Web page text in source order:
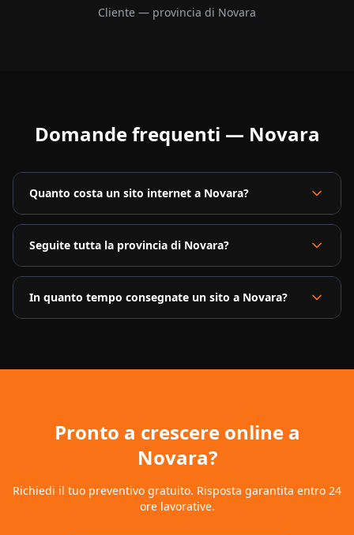
Cliente — provincia di Novara
Domande frequenti — Novara
Quanto costa un sito internet a Novara?
Seguite tutta la provincia di Novara?
In quanto tempo consegnate un sito a Novara?
Pronto a crescere online a
Novara?
Richiedi il tuo preventivo gratuito. Risposta garantita entro 24
ore lavorative.